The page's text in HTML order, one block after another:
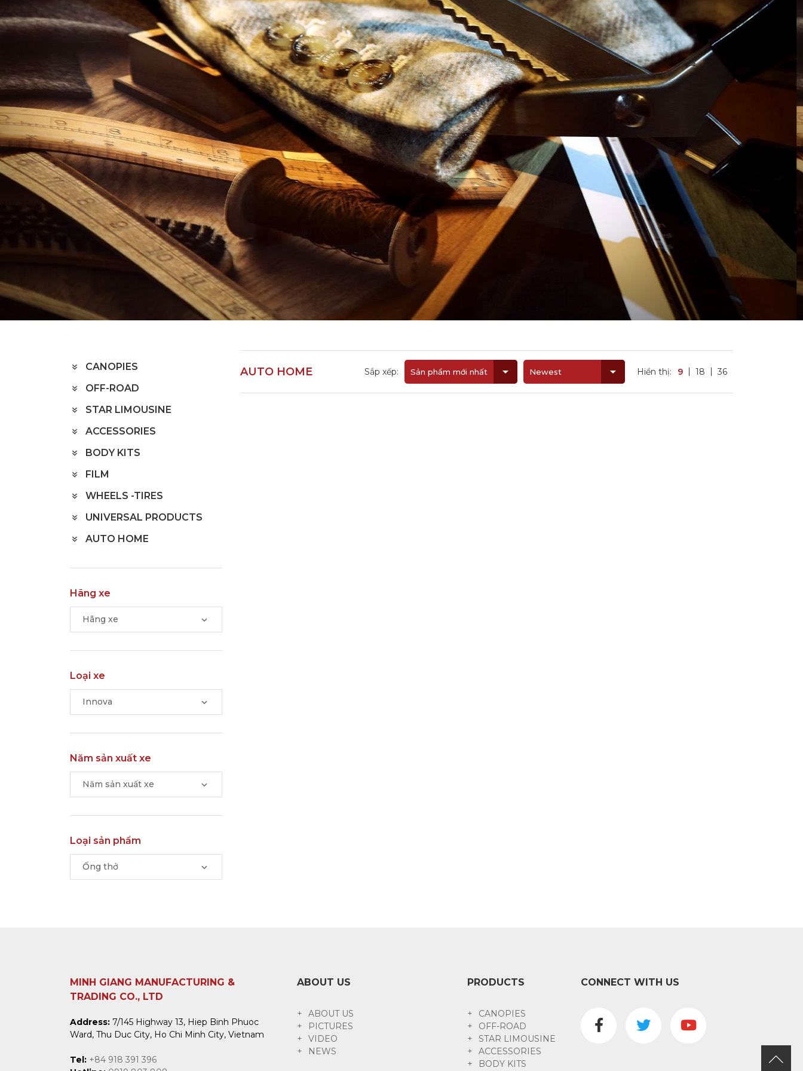
ACCESSORIES BODY KITS FILM
WHEELS -TIRES UNIVERSAL PRODUCTS AUTO HOME
Home AUTO HOME
CANOPIES
OFF-ROAD
STAR LIMOUSINE
ACCESSORIES
BODY KITS
FILM
WHEELS -TIRES
UNIVERSAL PRODUCTS
AUTO HOME
Hãng xe
Hãng xe
Loại xe
Innova
Năm sản xuất xe
Năm sản xuất xe
Loại sản phẩm
Ống thở
AUTO HOME Sắp xếp: Sản phẩm mới nhất Newest Hiển thị: 9 18 36
MINH GIANG MANUFACTURING &
TRADING CO., LTD
Address: 7/145 Highway 13, Hiep Binh Phuoc
Ward, Thu Duc City, Ho Chi Minh City, Vietnam
Tel: +84 918 391 396
ABOUT US
ABOUT US
PICTURES
VIDEO
NEWS
PRODUCTS
CANOPIES
OFF-ROAD
STAR LIMOUSINE
ACCESSORIES
BODY KITS
CONNECT WITH US